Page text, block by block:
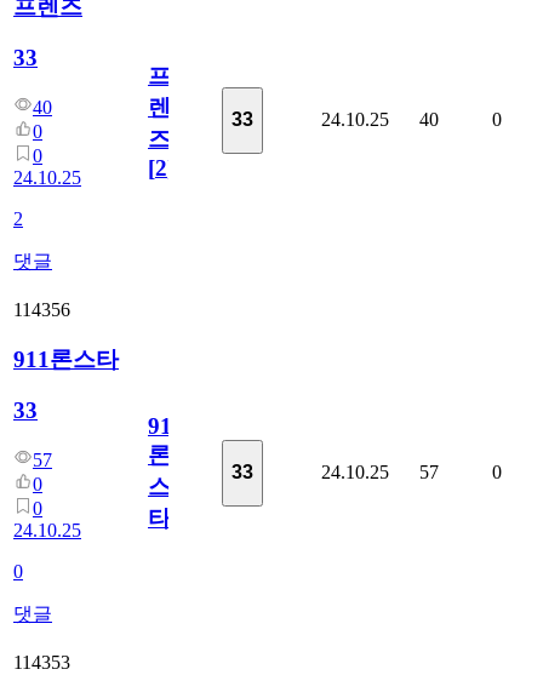
프렌즈
33
40
0
0
24.10.25
2
댓글
프
렌
즈
[2]
33 24.10.25 40 0
114356
911론스타
33
57
0
0
24.10.25
0
댓글
911
론
스
타
33 24.10.25 57 0
114353